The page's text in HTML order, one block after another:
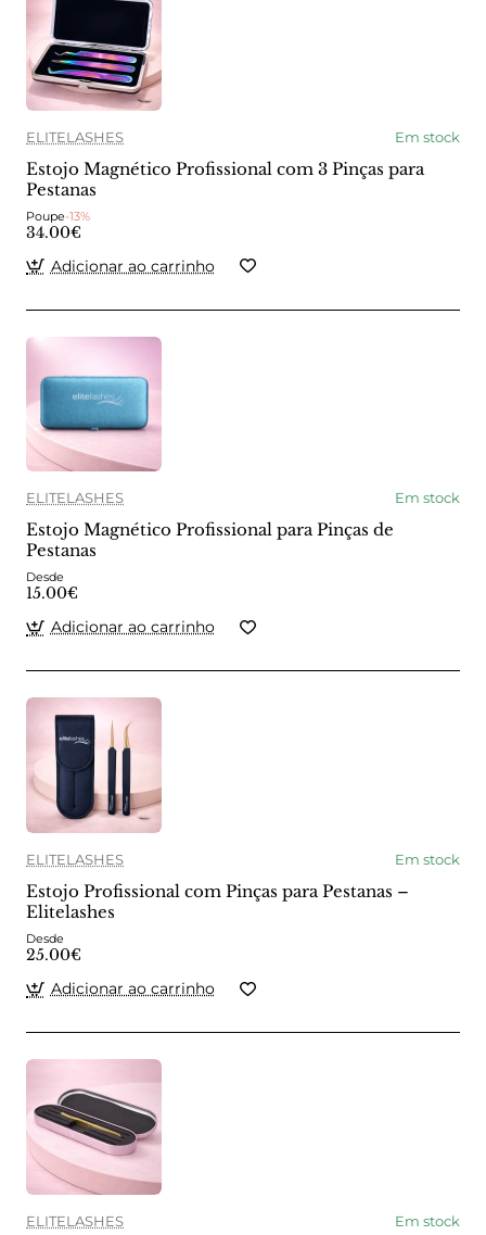
ELITELASHES Em stock
Estojo Magnético Profissional com 3 Pinças para
Pestanas
Poupe-13%
34.00€
Adicionar ao carrinho
ELITELASHES Em stock
Estojo Magnético Profissional para Pinças de
Pestanas
Desde
15.00€
Adicionar ao carrinho
ELITELASHES Em stock
Estojo Profissional com Pinças para Pestanas –
Elitelashes
Desde
25.00€
Adicionar ao carrinho
ELITELASHES Em stock